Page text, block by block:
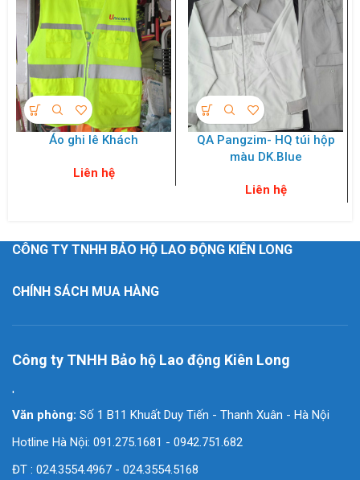
Áo ghi lê Khách
Liên hệ
QA Pangzim- HQ túi hộp
màu DK.Blue
Liên hệ
CÔNG TY TNHH BẢO HỘ LAO ĐỘNG KIÊN LONG
CHÍNH SÁCH MUA HÀNG
Công ty TNHH Bảo hộ Lao động Kiên Long
'
Văn phòng: Số 1 B11 Khuất Duy Tiến - Thanh Xuân - Hà Nội
Hotline Hà Nội: 091.275.1681 - 0942.751.682
ĐT : 024.3554.4967 - 024.3554.5168